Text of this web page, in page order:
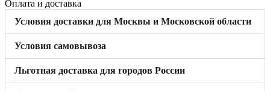
Оплата и доставка
Условия доставки для Москвы и Московской области
Условия самовывоза
Льготная доставка для городов России